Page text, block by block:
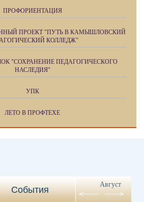
ПРОФОРИЕНТАЦИЯ
ПРОЕКТ "ПУТЬ В КАМЫШЛОВСКИЙ
КОЛЛЕДЖ"
"СОХРАНЕНИЕ ПЕДАГОГИЧЕСКОГО
НАСЛЕДИЯ"
УПК
ЛЕТО В ПРОФТЕХЕ
События
Август